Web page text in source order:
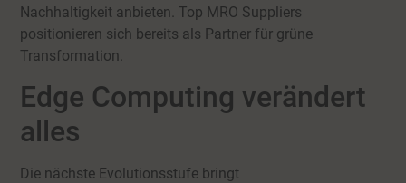
Nachhaltigkeit anbieten. Top MRO Suppliers
positionieren sich bereits als Partner für grüne
Transformation.
Edge Computing verändert
alles
Die nächste Evolutionsstufe bringt